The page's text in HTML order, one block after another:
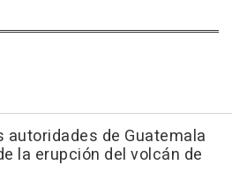
autoridades de Guatemala
la erupción del volcán de